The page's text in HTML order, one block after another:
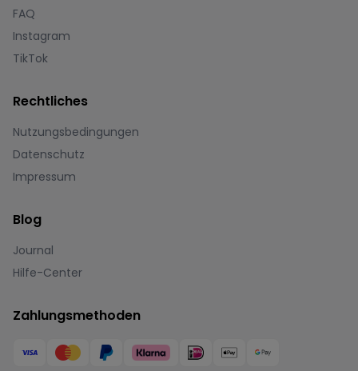
FAQ
Instagram
TikTok
Rechtliches
Nutzungsbedingungen
Datenschutz
Impressum
Blog
Journal
Hilfe-Center
Zahlungsmethoden